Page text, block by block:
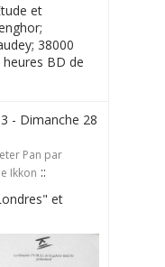
et
38000
BD de
- Dimanche 28
Pan par
Ikkon ::
et